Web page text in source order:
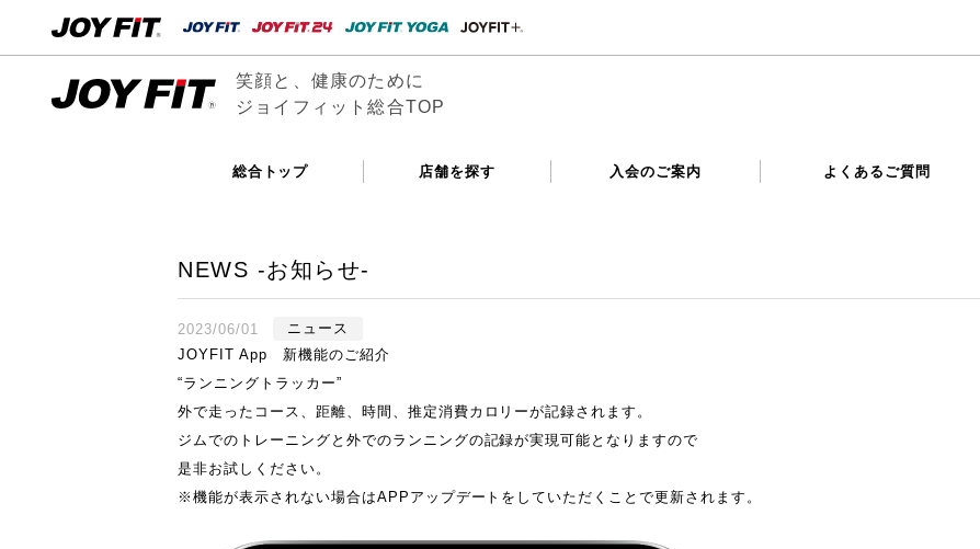
笑顔と、健康のために
ジョイフィット総合TOP
総合トップ 店舗を探す 入会のご案内 よくあるご質問
NEWS -お知らせ-
2023/06/01
ニュース
JOYFIT App 新機能のご紹介
“ランニングトラッカー”
外で走ったコース、距離、時間、推定消費カロリーが記録されます。
ジムでのトレーニングと外でのランニングの記録が実現可能となりますので
是非お試しください。
※機能が表示されない場合はAPPアップデートをしていただくことで更新されます。